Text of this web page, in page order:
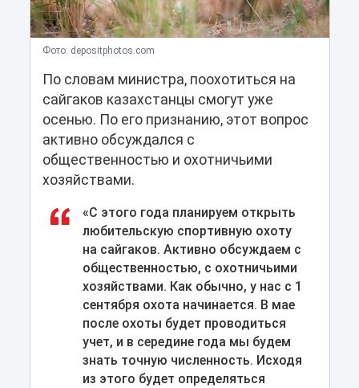
Фото: depositphotos.com
По словам министра, поохотиться на
сайгаков казахстанцы смогут уже
осенью. По его признанию, этот вопрос
активно обсуждался с
общественностью и охотничьими
хозяйствами.
«С этого года планируем открыть
любительскую спортивную охоту
на сайгаков. Активно обсуждаем с
общественностью, с охотничьими
хозяйствами. Как обычно, у нас с 1
сентября охота начинается. В мае
после охоты будет проводиться
учет, и в середине года мы будем
знать точную численность. Исходя
из этого будет определяться